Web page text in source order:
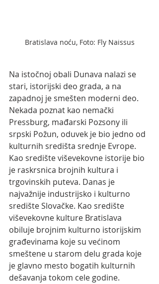
Bratislava noću, Foto: Fly Naissus
Na istočnoj obali Dunava nalazi se
stari, istorijski deo grada, a na
zapadnoj je smešten moderni deo.
Nekada poznat kao nemački
Pressburg, mađarski Pozsony ili
srpski Požun, oduvek je bio jedno od
kulturnih središta srednje Evrope.
Kao središte viševekovne istorije bio
je raskrsnica brojnih kultura i
trgovinskih puteva. Danas je
najvažnije industrijsko i kulturno
središte Slovačke. Kao središte
viševekovne kulture Bratislava
obiluje brojnim kulturno istorijskim
građevinama koje su većinom
smeštene u starom delu grada koje
je glavno mesto bogatih kulturnih
dešavanja tokom cele godine.